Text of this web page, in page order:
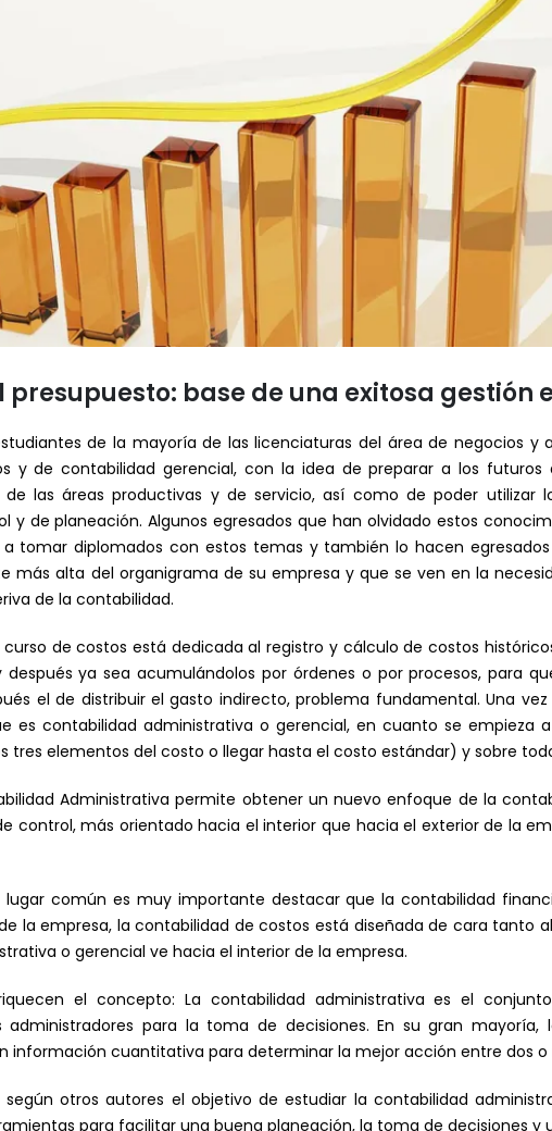
presupuesto: base de una exitosa gestión
de la mayoría de las licenciaturas del área de negocios y
y de contabilidad gerencial, con la idea de preparar a los
las áreas productivas y de servicio, así como de poder utilizar
y de planeación. Algunos egresados que han olvidado estos
tomar diplomados con estos temas y también lo hacen
más alta del organigrama de su empresa y que se ven en la
de la contabilidad.
de costos está dedicada al registro y cálculo de costos
ya sea acumulándolos por órdenes o por procesos, para
el de distribuir el gasto indirecto, problema fundamental. Una
es contabilidad administrativa o gerencial, en cuanto se empieza
tres elementos del costo o llegar hasta el costo estándar) y sobre
Administrativa permite obtener un nuevo enfoque de la
control, más orientado hacia el interior que hacia el exterior de la
lugar común es muy importante destacar que la contabilidad
la empresa, la contabilidad de costos está diseñada de cara tanto
o gerencial ve hacia el interior de la empresa.
el concepto: La contabilidad administrativa es el
para la toma de decisiones. En su gran mayoría,
información cuantitativa para determinar la mejor acción entre dos o
otros autores el objetivo de estudiar la contabilidad
para facilitar una buena planeación, la toma de decisiones